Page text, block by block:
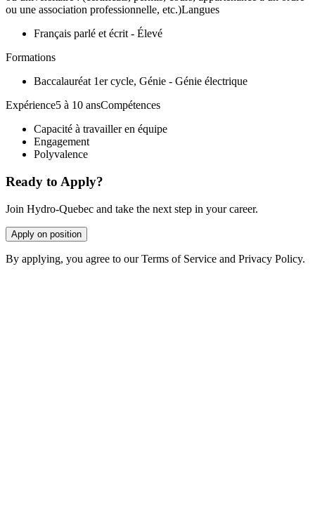
ou une association professionnelle, etc.)Langues
Français parlé et écrit - Élevé
Formations
Baccalauréat 1er cycle, Génie - Génie électrique
Expérience5 à 10 ansCompétences
Capacité à travailler en équipe
Engagement
Polyvalence
Ready to Apply?
Join Hydro-Quebec and take the next step in your career.
Apply on position
By applying, you agree to our Terms of Service and Privacy Policy.